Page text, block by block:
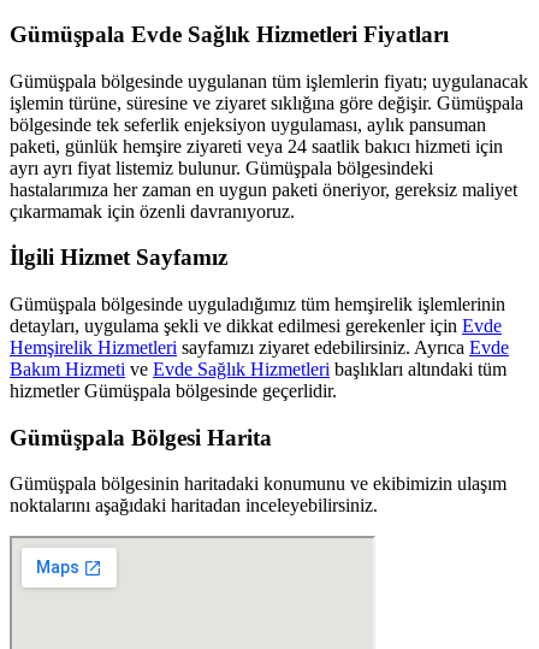
Gümüşpala Evde Sağlık Hizmetleri Fiyatları
Gümüşpala bölgesinde uygulanan tüm işlemlerin fiyatı; uygulanacak
işlemin türüne, süresine ve ziyaret sıklığına göre değişir. Gümüşpala
bölgesinde tek seferlik enjeksiyon uygulaması, aylık pansuman
paketi, günlük hemşire ziyareti veya 24 saatlik bakıcı hizmeti için
ayrı ayrı fiyat listemiz bulunur. Gümüşpala bölgesindeki
hastalarımıza her zaman en uygun paketi öneriyor, gereksiz maliyet
çıkarmamak için özenli davranıyoruz.
İlgili Hizmet Sayfamız
Gümüşpala bölgesinde uyguladığımız tüm hemşirelik işlemlerinin
detayları, uygulama şekli ve dikkat edilmesi gerekenler için Evde
Hemşirelik Hizmetleri sayfamızı ziyaret edebilirsiniz. Ayrıca Evde
Bakım Hizmeti ve Evde Sağlık Hizmetleri başlıkları altındaki tüm
hizmetlerGümüşpala bölgesinde geçerlidir.
Gümüşpala Bölgesi Harita
Gümüşpala bölgesinin haritadaki konumunu ve ekibimizin ulaşım
noktalarını aşağıdaki haritadan inceleyebilirsiniz.